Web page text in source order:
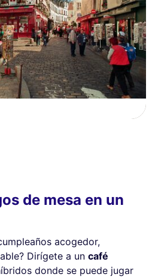
de mesa en un
acogedor,
Dirígete a un café
donde se puede jugar